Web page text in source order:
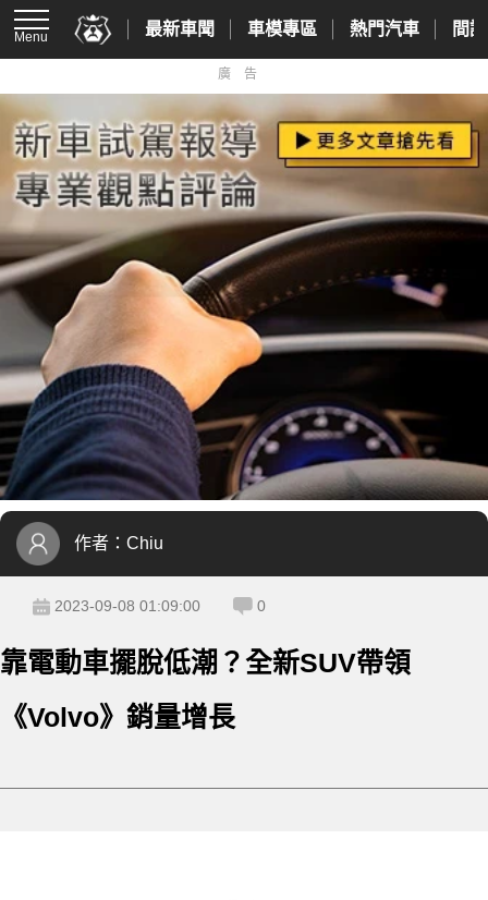
Menu 最新車聞 車模專區 熱門汽車 間
廣告
作者： Chiu
2023-09-08 01:09:00 0
靠電動車擺脫低潮？全新SUV帶領
《Volvo》銷量增長